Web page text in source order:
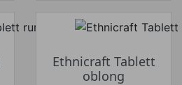
Ethnicraft Tablett
oblong